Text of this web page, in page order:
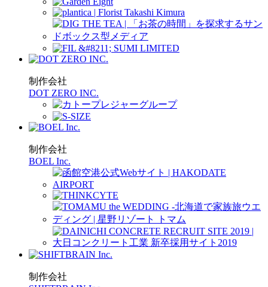
制作会社
DOT ZERO INC.
制作会社
BOEL Inc.
制作会社